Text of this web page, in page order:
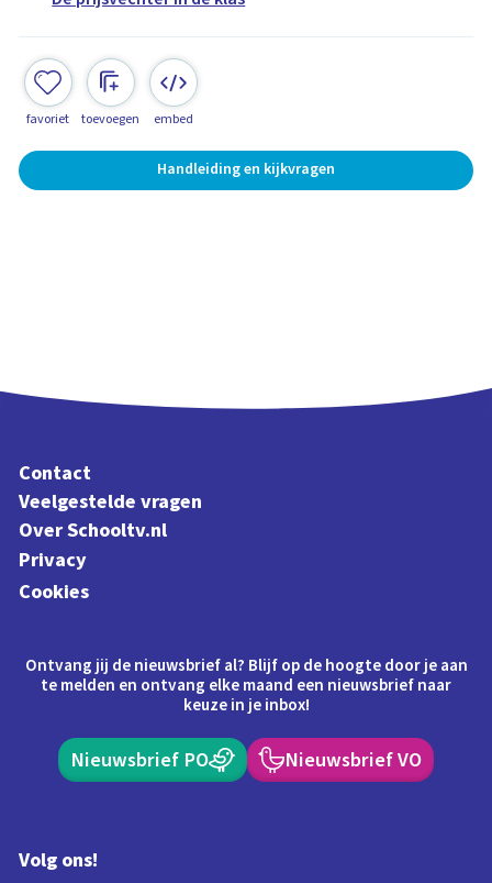
favoriet toevoegen embed
Handleiding en kijkvragen
Contact
Veelgestelde vragen
Over Schooltv.nl
Privacy
Cookies
Ontvang jij de nieuwsbrief al? Blijf op de hoogte door je aan
te melden en ontvang elke maand een nieuwsbrief naar
keuze in je inbox!
Nieuwsbrief PO Nieuwsbrief VO
Volg ons!